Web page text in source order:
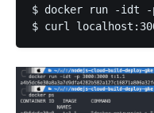
$ docker run -idt -
$ curl